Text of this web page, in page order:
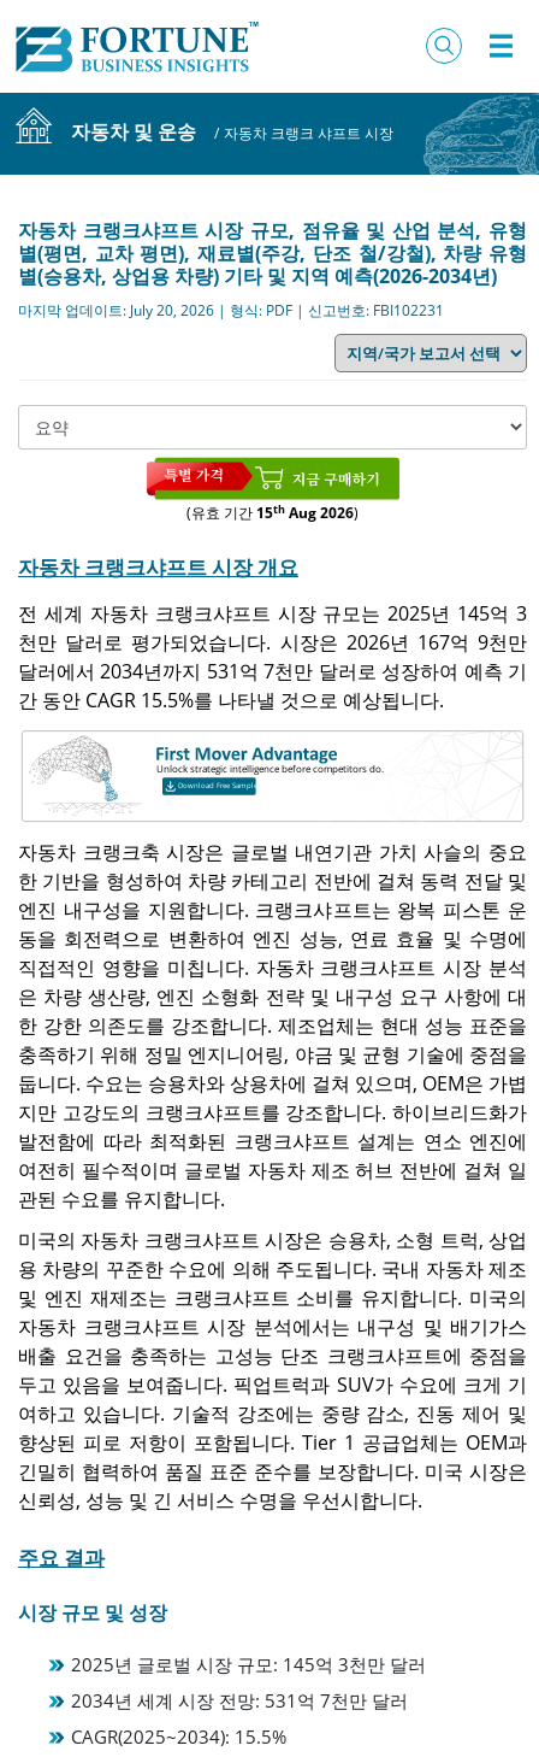
자동차 및 운송 / 자동차 크랭크 샤프트 시장
자동차 크랭크샤프트 시장 규모, 점유율 및 산업 분석, 유형
별(평면, 교차 평면), 재료별(주강, 단조 철/강철), 차량 유형
별(승용차, 상업용 차량) 기타 및 지역 예측(2026-2034년)
마지막 업데이트: July 20, 2026 | 형식: PDF | 신고번호: FBI102231
(유효 기간 15th Aug 2026)
자동차 크랭크샤프트 시장 개요
전 세계 자동차 크랭크샤프트 시장 규모는 2025년 145억 3
천만 달러로 평가되었습니다. 시장은 2026년 167억 9천만
달러에서 2034년까지 531억 7천만 달러로 성장하여 예측 기
간 동안 CAGR 15.5%를 나타낼 것으로 예상됩니다.
자동차 크랭크축 시장은 글로벌 내연기관 가치 사슬의 중요
한 기반을 형성하여 차량 카테고리 전반에 걸쳐 동력 전달 및
엔진 내구성을 지원합니다. 크랭크샤프트는 왕복 피스톤 운
동을 회전력으로 변환하여 엔진 성능, 연료 효율 및 수명에
직접적인 영향을 미칩니다. 자동차 크랭크샤프트 시장 분석
은 차량 생산량, 엔진 소형화 전략 및 내구성 요구 사항에 대
한 강한 의존도를 강조합니다. 제조업체는 현대 성능 표준을
충족하기 위해 정밀 엔지니어링, 야금 및 균형 기술에 중점을
둡니다. 수요는 승용차와 상용차에 걸쳐 있으며, OEM은 가볍
지만 고강도의 크랭크샤프트를 강조합니다. 하이브리드화가
발전함에 따라 최적화된 크랭크샤프트 설계는 연소 엔진에
여전히 필수적이며 글로벌 자동차 제조 허브 전반에 걸쳐 일
관된 수요를 유지합니다.
미국의 자동차 크랭크샤프트 시장은 승용차, 소형 트럭, 상업
용 차량의 꾸준한 수요에 의해 주도됩니다. 국내 자동차 제조
및 엔진 재제조는 크랭크샤프트 소비를 유지합니다. 미국의
자동차 크랭크샤프트 시장 분석에서는 내구성 및 배기가스
배출 요건을 충족하는 고성능 단조 크랭크샤프트에 중점을
두고 있음을 보여줍니다. 픽업트럭과 SUV가 수요에 크게 기
여하고 있습니다. 기술적 강조에는 중량 감소, 진동 제어 및
향상된 피로 저항이 포함됩니다. Tier 1 공급업체는 OEM과
긴밀히 협력하여 품질 표준 준수를 보장합니다. 미국 시장은
신뢰성, 성능 및 긴 서비스 수명을 우선시합니다.
주요 결과
시장 규모 및 성장
2025년 글로벌 시장 규모: 145억 3천만 달러
2034년 세계 시장 전망: 531억 7천만 달러
CAGR(2025~2034): 15.5%